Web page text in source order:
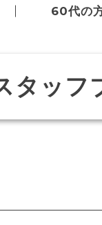
60代の
タッフ